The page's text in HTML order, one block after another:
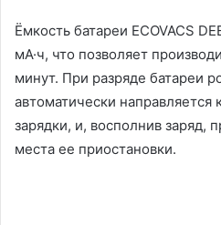
Ёмкость батареи ECOVACS
мА·ч, что позволяет
минут. При разряде батареи
автоматически направляется
зарядки, и, восполнив заряд,
места ее приостановки.